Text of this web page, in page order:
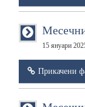
15 януари
Прикачени